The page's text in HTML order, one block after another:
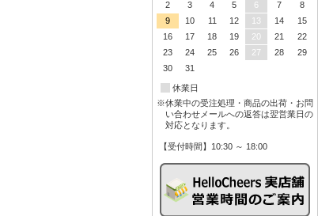
2
3 4 5 6 7
8
9
10 11 12 13 14
15
16
17 18 19 20 21
22
23
24 25 26 27 28
29
30
31
休業日
※休業中の受注処理・商品の出荷・お問
い合わせメールへの返答は翌営業日の
対応となります。
【受付時間】10:30 ～ 18:00